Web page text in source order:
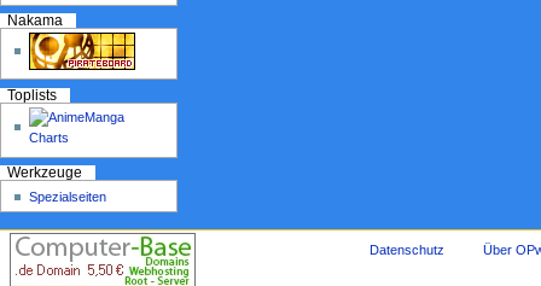
Nakama
Toplists
Werkzeuge
Spezialseiten
Datenschutz Über